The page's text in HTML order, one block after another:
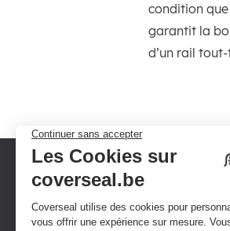
condition
garantit la
d’un rail